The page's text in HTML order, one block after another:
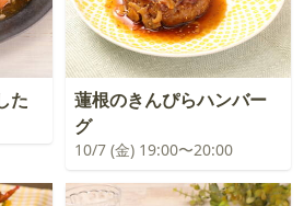
た
蓮根のきんぴらハンバー
グ
10/7 (金) 19:00〜20:00